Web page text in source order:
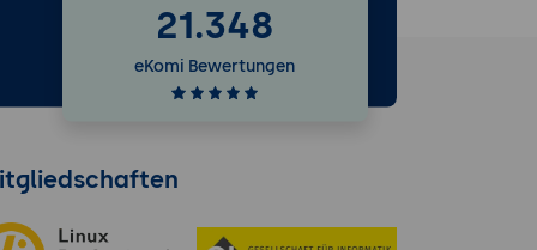
21.348
eKomi Bewertungen